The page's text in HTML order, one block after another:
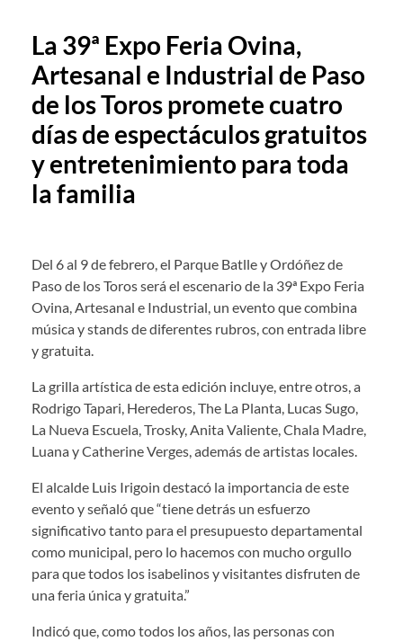
La 39ª Expo Feria Ovina,
Artesanal e Industrial de Paso
de los Toros promete cuatro
días de espectáculos gratuitos
y entretenimiento para toda
la familia
Del 6 al 9 de febrero, el Parque Batlle y Ordóñez de
Paso de los Toros será el escenario de la 39ª Expo Feria
Ovina, Artesanal e Industrial, un evento que combina
música y stands de diferentes rubros, con entrada libre
y gratuita.
La grilla artística de esta edición incluye, entre otros, a
Rodrigo Tapari, Herederos, The La Planta, Lucas Sugo,
La Nueva Escuela, Trosky, Anita Valiente, Chala Madre,
Luana y Catherine Verges, además de artistas locales.
El alcalde Luis Irigoin destacó la importancia de este
evento y señaló que “tiene detrás un esfuerzo
significativo tanto para el presupuesto departamental
como municipal, pero lo hacemos con mucho orgullo
para que todos los isabelinos y visitantes disfruten de
una feria única y gratuita.”
Indicó que, como todos los años, las personas con